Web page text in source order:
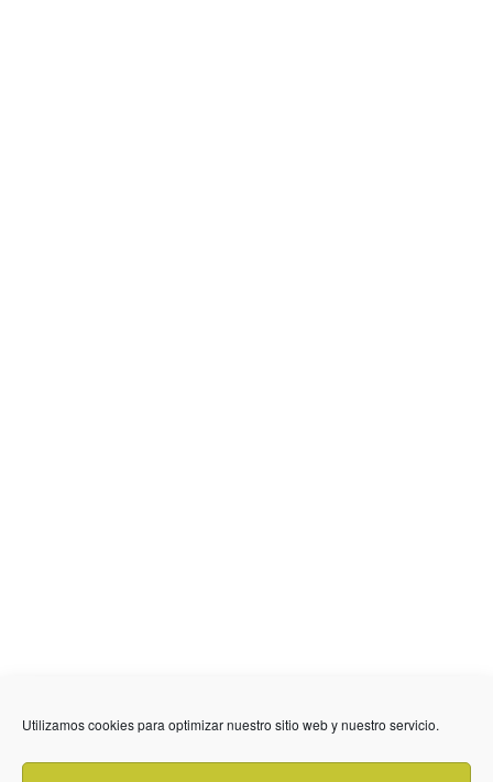
Utilizamos cookies para optimizar nuestro sitio web y nuestro servicio.
636 01 61 85
Fuente Palmera
info @ fuentepalmerainformacion.es